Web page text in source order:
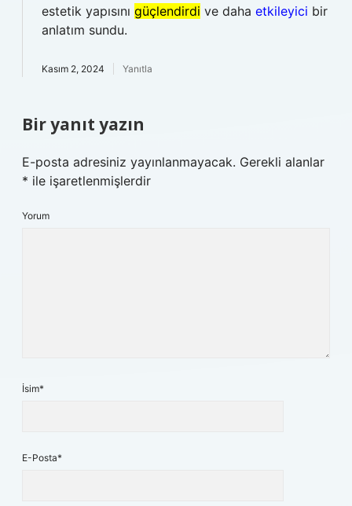
estetik yapısını güçlendirdi ve daha etkileyici bir
anlatım sundu.
Kasım 2, 2024 Yanıtla
Bir yanıt yazın
E-posta adresiniz yayınlanmayacak. Gerekli alanlar
* ile işaretlenmişlerdir
Yorum
İsim*
E-Posta*